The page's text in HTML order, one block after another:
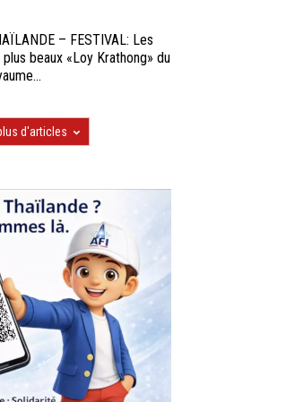
– FESTIVAL: Les
plus beaux «Loy Krathong» du
d'articles